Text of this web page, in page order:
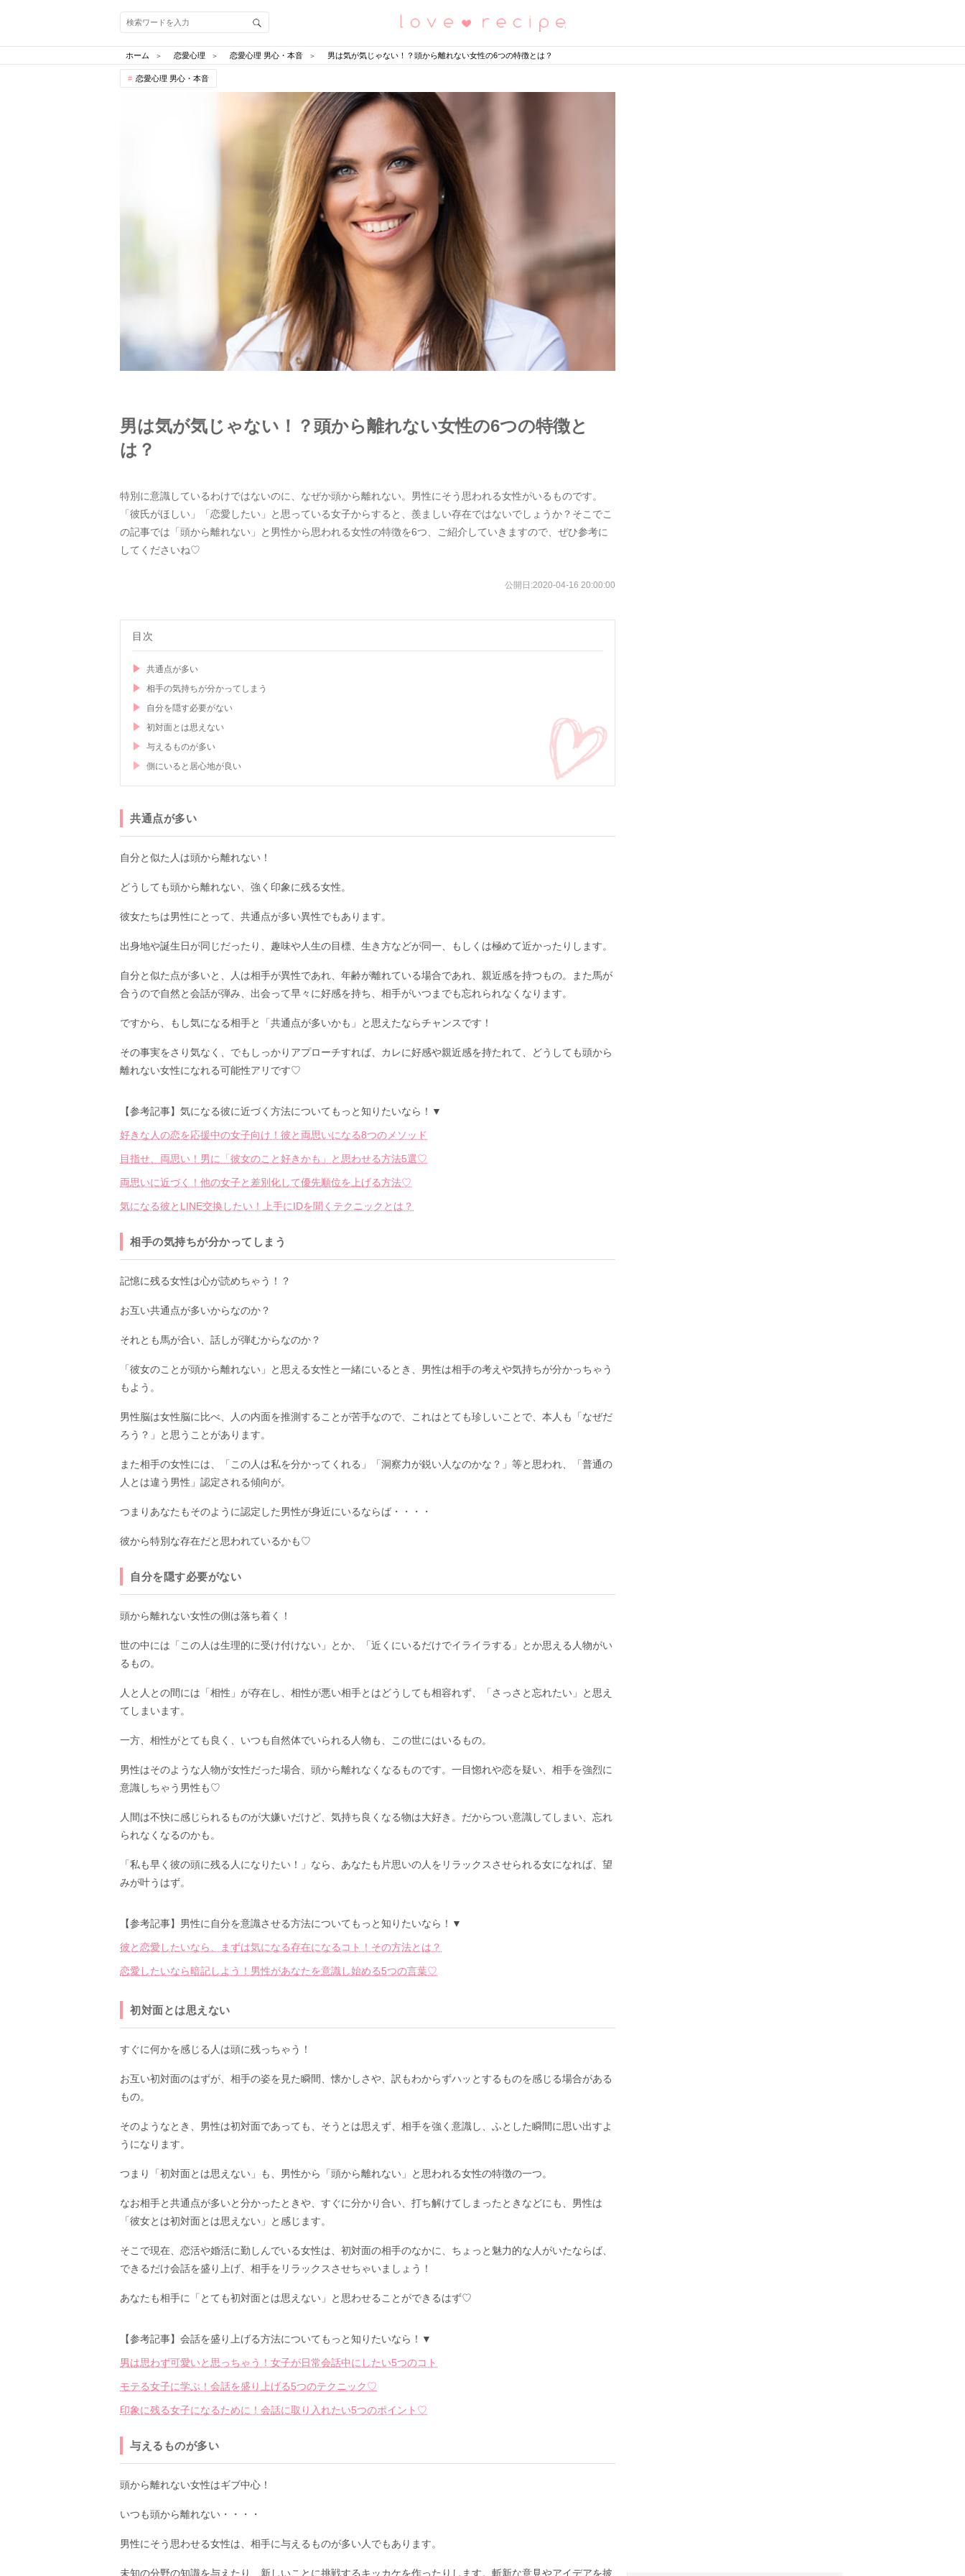
恋愛レシピ
ホーム 恋愛心理 恋愛心理 男心・本音 男は気が気じゃない！？頭から離れない女性の6つの特徴とは？
恋愛心理 男心・本音
男は気が気じゃない！？頭から離れない女性の6つの特徴と
は？
特別に意識しているわけではないのに、なぜか頭から離れない。男性にそう思われる女性がいるものです。
「彼氏がほしい」「恋愛したい」と思っている女子からすると、羨ましい存在ではないでしょうか？そこでこ
の記事では「頭から離れない」と男性から思われる女性の特徴を6つ、ご紹介していきますので、ぜひ参考に
してくださいね♡
公開日:2020-04-16 20:00:00
目次
共通点が多い
相手の気持ちが分かってしまう
自分を隠す必要がない
初対面とは思えない
与えるものが多い
側にいると居心地が良い
共通点が多い
自分と似た人は頭から離れない！
どうしても頭から離れない、強く印象に残る女性。
彼女たちは男性にとって、共通点が多い異性でもあります。
出身地や誕生日が同じだったり、趣味や人生の目標、生き方などが同一、もしくは極めて近かったりします。
自分と似た点が多いと、人は相手が異性であれ、年齢が離れている場合であれ、親近感を持つもの。また馬が
合うので自然と会話が弾み、出会って早々に好感を持ち、相手がいつまでも忘れられなくなります。
ですから、もし気になる相手と「共通点が多いかも」と思えたならチャンスです！
その事実をさり気なく、でもしっかりアプローチすれば、カレに好感や親近感を持たれて、どうしても頭から
離れない女性になれる可能性アリです♡
【参考記事】気になる彼に近づく方法についてもっと知りたいなら！▼
好きな人の恋を応援中の女子向け！彼と両思いになる8つのメソッド
目指せ、両思い！男に「彼女のこと好きかも」と思わせる方法5選♡
両思いに近づく！他の女子と差別化して優先順位を上げる方法♡
気になる彼とLINE交換したい！上手にIDを聞くテクニックとは？
相手の気持ちが分かってしまう
記憶に残る女性は心が読めちゃう！？
お互い共通点が多いからなのか？
それとも馬が合い、話しが弾むからなのか？
「彼女のことが頭から離れない」と思える女性と一緒にいるとき、男性は相手の考えや気持ちが分かっちゃう
もよう。
男性脳は女性脳に比べ、人の内面を推測することが苦手なので、これはとても珍しいことで、本人も「なぜだ
ろう？」と思うことがあります。
また相手の女性には、「この人は私を分かってくれる」「洞察力が鋭い人なのかな？」等と思われ、「普通の
人とは違う男性」認定される傾向が。
つまりあなたもそのように認定した男性が身近にいるならば・・・・
彼から特別な存在だと思われているかも♡
自分を隠す必要がない
頭から離れない女性の側は落ち着く！
世の中には「この人は生理的に受け付けない」とか、「近くにいるだけでイライラする」とか思える人物がい
るもの。
人と人との間には「相性」が存在し、相性が悪い相手とはどうしても相容れず、「さっさと忘れたい」と思え
てしまいます。
一方、相性がとても良く、いつも自然体でいられる人物も、この世にはいるもの。
男性はそのような人物が女性だった場合、頭から離れなくなるものです。一目惚れや恋を疑い、相手を強烈に
意識しちゃう男性も♡
人間は不快に感じられるものが大嫌いだけど、気持ち良くなる物は大好き。だからつい意識してしまい、忘れ
られなくなるのかも。
「私も早く彼の頭に残る人になりたい！」なら、あなたも片思いの人をリラックスさせられる女になれば、望
みが叶うはず。
【参考記事】男性に自分を意識させる方法についてもっと知りたいなら！▼
彼と恋愛したいなら、まずは気になる存在になるコト！その方法とは？
恋愛したいなら暗記しよう！男性があなたを意識し始める5つの言葉♡
初対面とは思えない
すぐに何かを感じる人は頭に残っちゃう！
お互い初対面のはずが、相手の姿を見た瞬間、懐かしさや、訳もわからずハッとするものを感じる場合がある
もの。
そのようなとき、男性は初対面であっても、そうとは思えず、相手を強く意識し、ふとした瞬間に思い出すよ
うになります。
つまり「初対面とは思えない」も、男性から「頭から離れない」と思われる女性の特徴の一つ。
なお相手と共通点が多いと分かったときや、すぐに分かり合い、打ち解けてしまったときなどにも、男性は
「彼女とは初対面とは思えない」と感じます。
そこで現在、恋活や婚活に勤しんでいる女性は、初対面の相手のなかに、ちょっと魅力的な人がいたならば、
できるだけ会話を盛り上げ、相手をリラックスさせちゃいましょう！
あなたも相手に「とても初対面とは思えない」と思わせることができるはず♡
【参考記事】会話を盛り上げる方法についてもっと知りたいなら！▼
男は思わず可愛いと思っちゃう！女子が日常会話中にしたい5つのコト
モテる女子に学ぶ！会話を盛り上げる5つのテクニック♡
印象に残る女子になるために！会話に取り入れたい5つのポイント♡
与えるものが多い
頭から離れない女性はギブ中心！
いつも頭から離れない・・・・
男性にそう思わせる女性は、相手に与えるものが多い人でもあります。
未知の分野の知識を与えたり、新しいことに挑戦するキッカケを作ったりします。斬新な意見やアイデアを披